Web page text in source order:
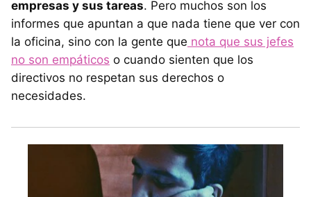
empresas y sus tareas. Pero muchos son los
informes que apuntan a que nada tiene que ver con
la oficina, sino con la gente que nota que sus jefes
no son empáticos o cuando sienten que los
directivos no respetan sus derechos o
necesidades.